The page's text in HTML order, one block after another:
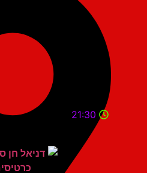
21:30